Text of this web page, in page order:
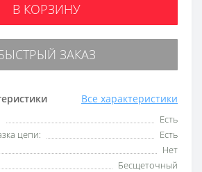
Все характеристики
Есть
цепи:
Есть
Нет
Бесщеточный
В КОРЗИНУ
ЗАКАЗ